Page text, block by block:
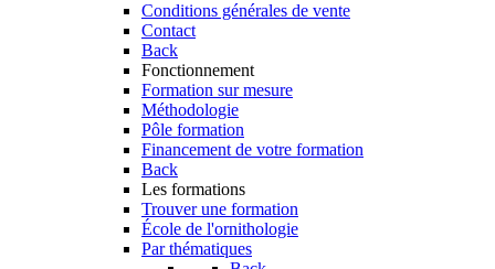
Conditions générales de vente
Contact
Back
Fonctionnement
Formation sur mesure
Méthodologie
Pôle formation
Financement de votre formation
Back
Les formations
Trouver une formation
École de l'ornithologie
Par thématiques